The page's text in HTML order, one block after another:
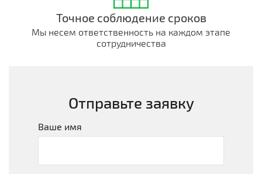
Точное соблюдение сроков
Мы несем ответственность на каждом этапе
сотрудничества
Отправьте заявку
Ваше имя